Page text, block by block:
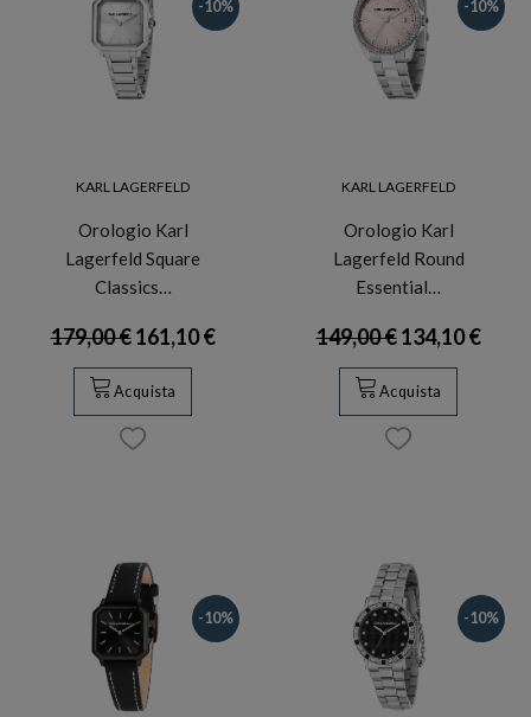
-10%
KARL LAGERFELD
Orologio Karl
Lagerfeld Square
Classics…
179,00 €161,10 €
Acquista
-10%
KARL LAGERFELD
Orologio Karl
Lagerfeld Round
Essential…
149,00 €134,10 €
Acquista
-10% -10%